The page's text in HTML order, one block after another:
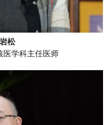
松
医学科主任医师